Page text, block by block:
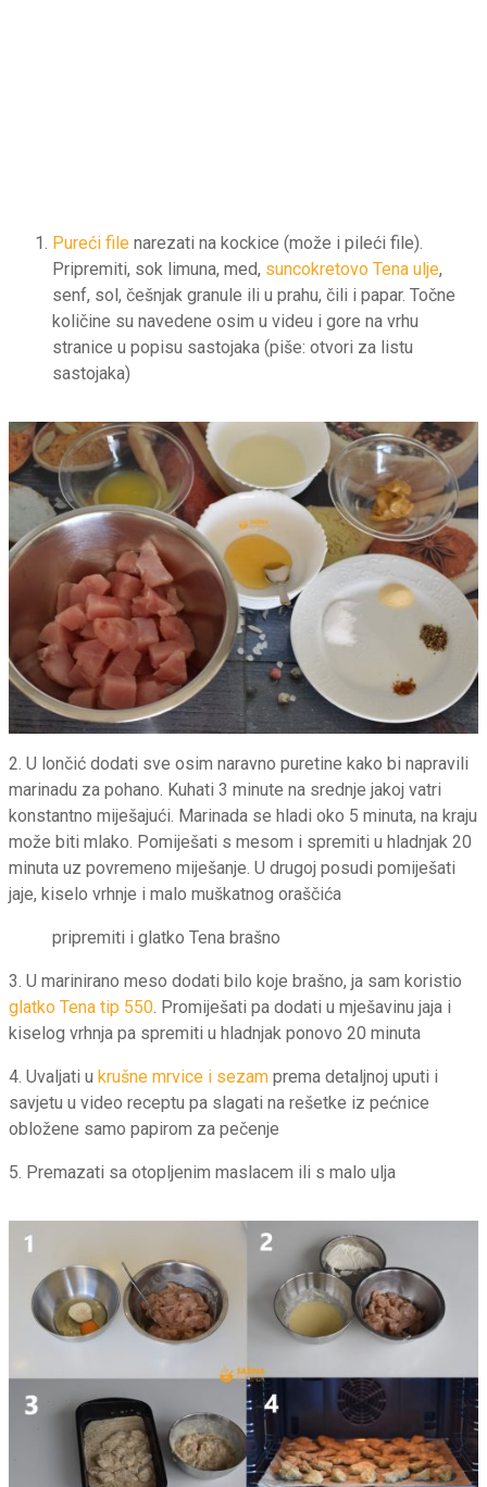
Pureći file narezati na kockice (može i pileći file).
Pripremiti, sok limuna, med, suncokretovo Tena ulje,
senf, sol, češnjak granule ili u prahu, čili i papar. Točne
količine su navedene osim u videu i gore na vrhu
stranice u popisu sastojaka (piše: otvori za listu
sastojaka)
2. U lončić dodati sve osim naravno puretine kako bi napravili
marinadu za pohano. Kuhati 3 minute na srednje jakoj vatri
konstantno miješajući. Marinada se hladi oko 5 minuta, na kraju
može biti mlako. Pomiješati s mesom i spremiti u hladnjak 20
minuta uz povremeno miješanje. U drugoj posudi pomiješati
jaje, kiselo vrhnje i malo muškatnog oraščića
pripremiti i glatko Tena brašno
3. U marinirano meso dodati bilo koje brašno, ja sam koristio
glatko Tena tip 550. Promiješati pa dodati u mješavinu jaja i
kiselog vrhnja pa spremiti u hladnjak ponovo 20 minuta
4. Uvaljati u krušne mrvice i sezam prema detaljnoj uputi i
savjetu u video receptu pa slagati na rešetke iz pećnice
obložene samo papirom za pečenje
5. Premazati sa otopljenim maslacem ili s malo ulja